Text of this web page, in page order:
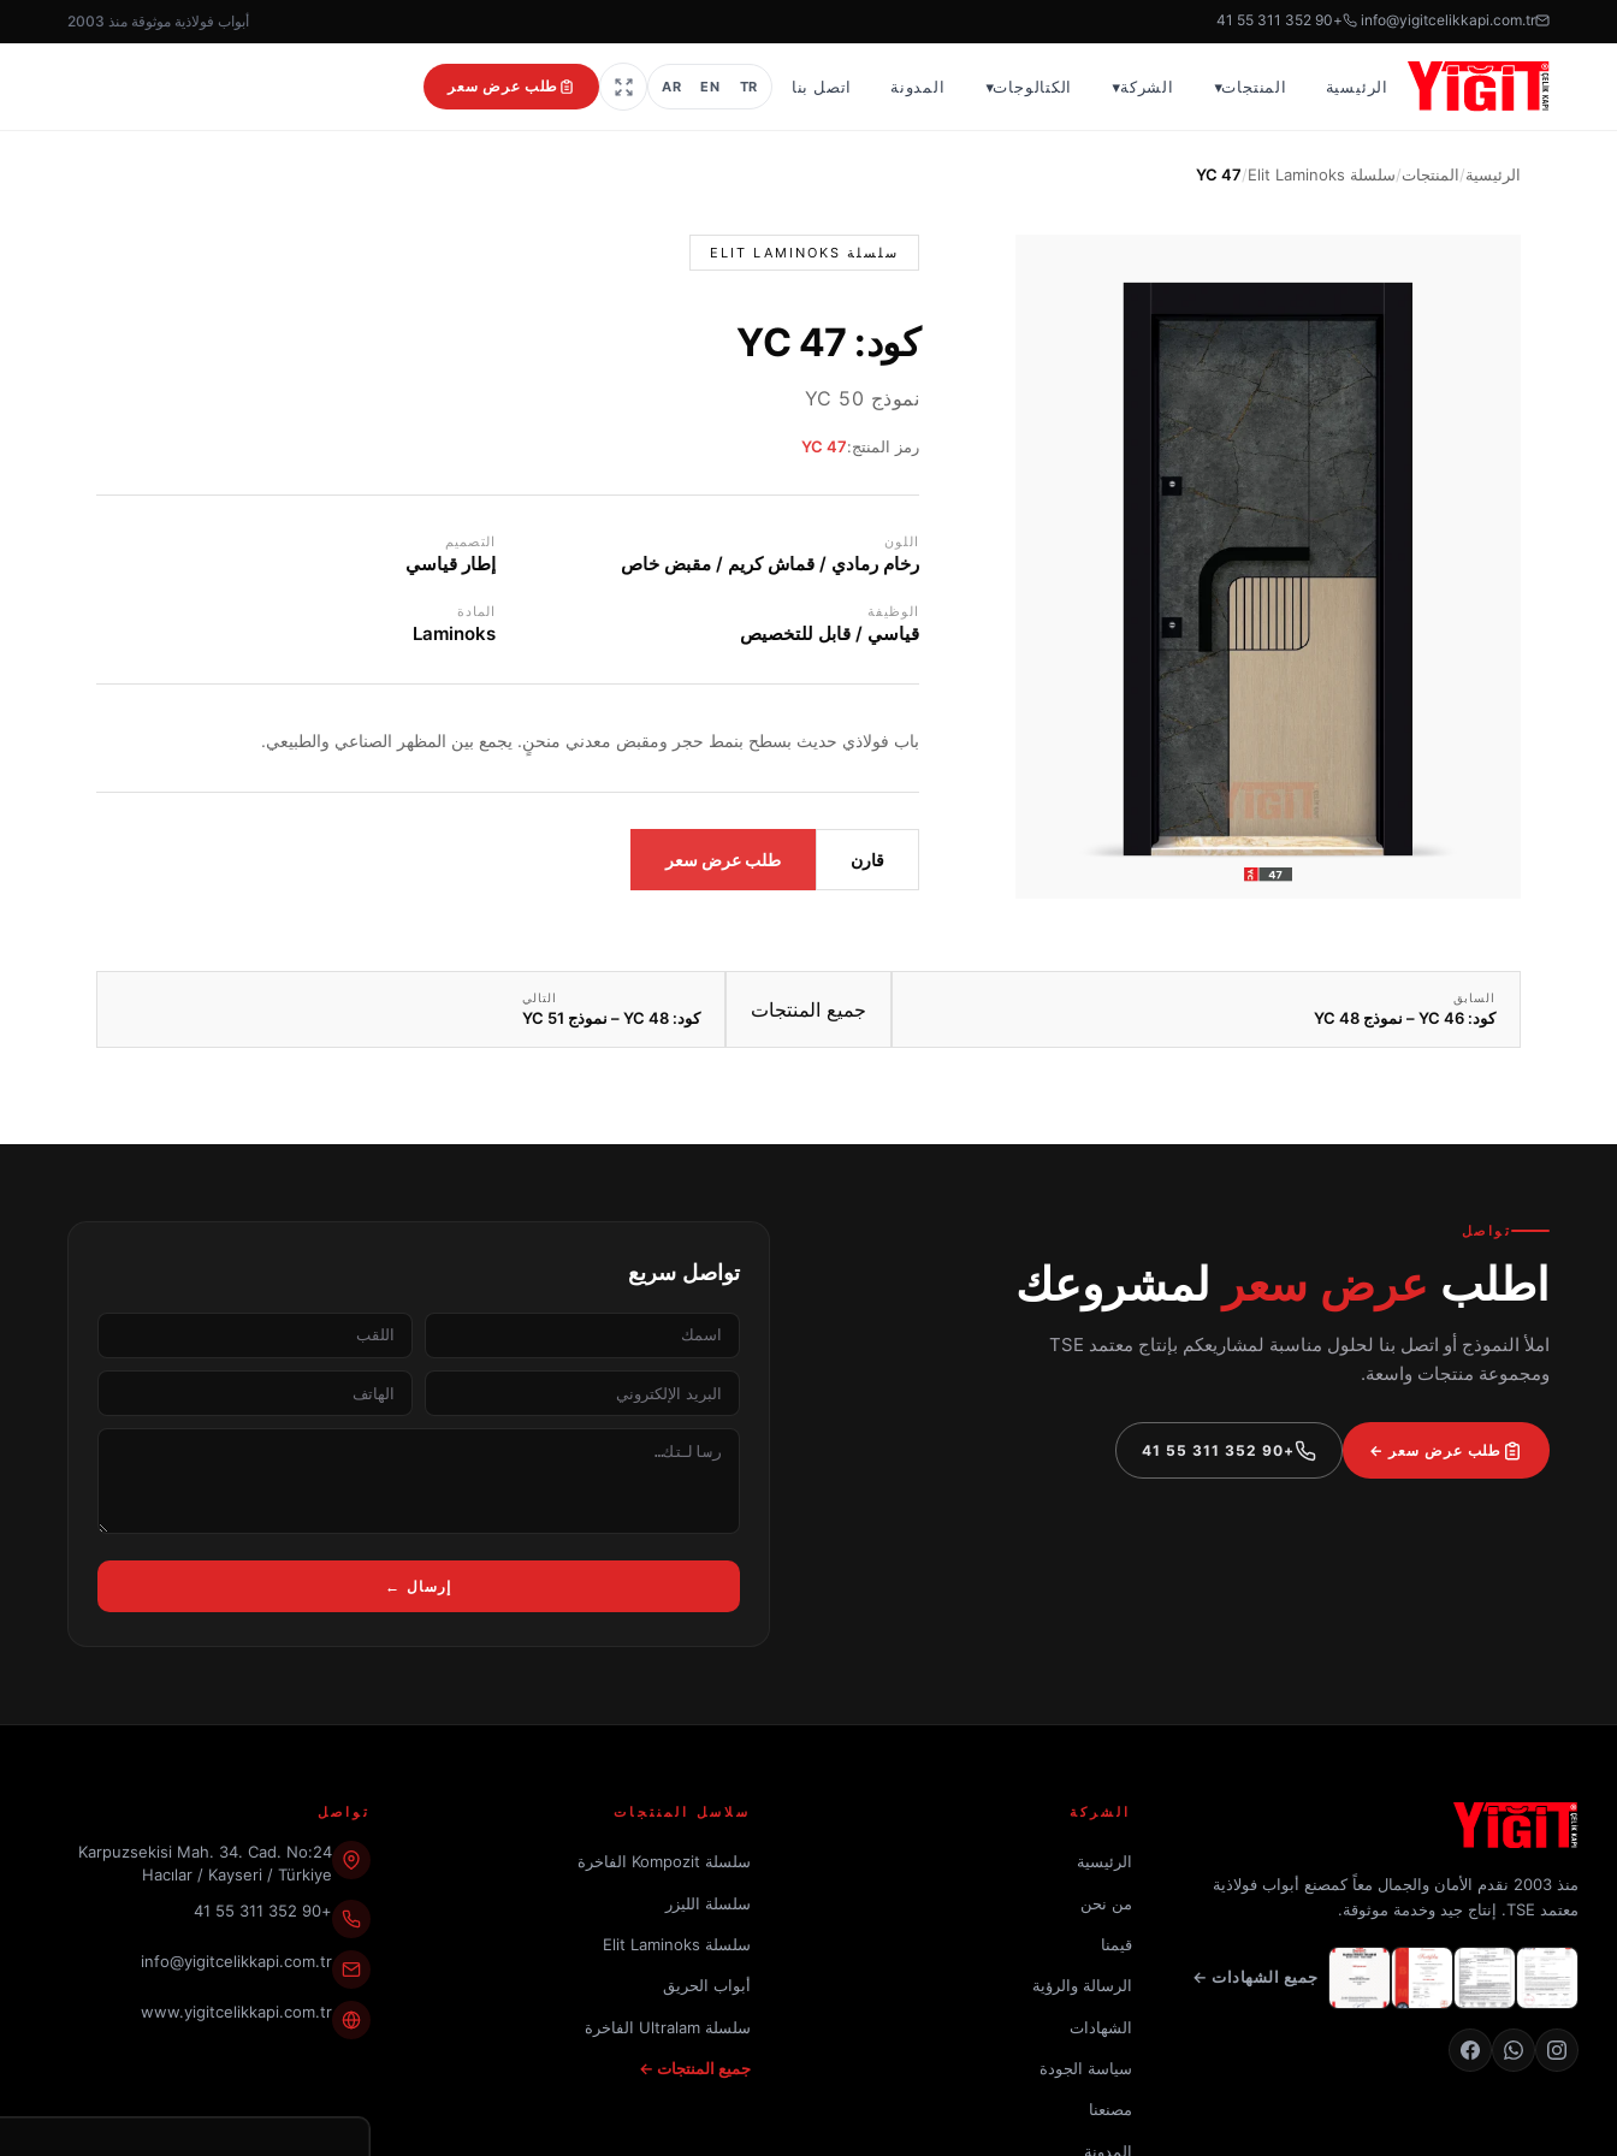
info@yigitcelikkapi.com.tr
+90 352 311 55 41 أبواب فولاذية موثوقة منذ 2003
الرئيسية المنتجات▾ الشركة▾ الكتالوجات▾ المدونة اتصل بنا TR
EN
AR طلب عرض سعر
الرئيسية/المنتجات/سلسلة Elit Laminoks /
YC 47
سلسلة ELIT LAMINOKS
كود: YC 47
نموذج YC 50
رمز المنتج:YC 47
اللون
رخام رمادي / قماش كريم / مقبض خاص
التصميم
إطار قياسي
الوظيفة
قياسي / قابل للتخصيص
المادة
Laminoks
باب فولاذي حديث بسطح بنمط حجر ومقبض معدني منحنٍ. يجمع بين المظهر الصناعي والطبيعي.
قارن طلب عرض سعر
السابق
كود: YC 46 – نموذج YC 48 جميع المنتجات التالي
كود: YC 48 – نموذج YC 51
تواصل
اطلب عرض سعر لمشروعك
املأ النموذج أو اتصل بنا لحلول مناسبة لمشاريعكم بإنتاج معتمد TSE
ومجموعة منتجات واسعة.
طلب عرض سعر ← +90 352 311 55 41
تواصل سريع
الاسم اللقب
البريد
الإلكتروني
الهاتف
الرسالة
إرسال ←
منذ 2003 نقدم الأمان والجمال معاً كمصنع أبواب فولاذية
معتمد TSE. إنتاج جيد وخدمة موثوقة.
جميع الشهادات ←
الشركة
الرئيسية
من نحن
قيمنا
الرسالة والرؤية
الشهادات
سياسة الجودة
مصنعنا
المدونة
سلاسل المنتجات
سلسلة Kompozit الفاخرة
سلسلة الليزر
سلسلة Elit Laminoks
أبواب الحريق
سلسلة Ultralam الفاخرة
جميع المنتجات ←
تواصل
Karpuzsekisi Mah. 34. Cad. No:24
Hacılar / Kayseri / Türkiye
+90 352 311 55 41
info@yigitcelikkapi.com.tr
www.yigitcelikkapi.com.tr